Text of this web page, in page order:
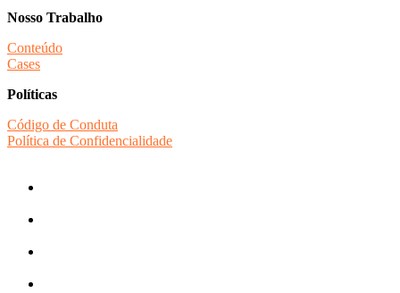
Nosso Trabalho
Conteúdo
Cases
Políticas
Código de Conduta
Política de Confidencialidade